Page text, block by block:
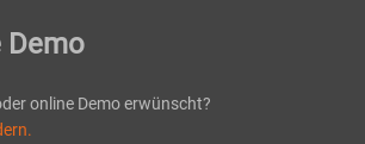
Demo
online Demo erwünscht?